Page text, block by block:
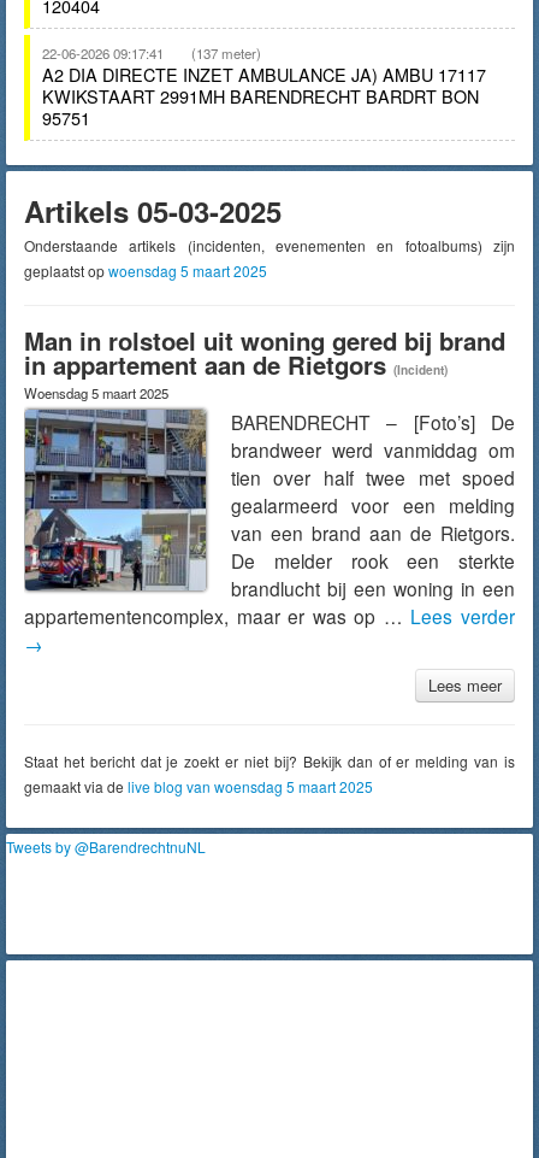
120404
22-06-2026 09:17:41 (137 meter)
A2 DIA DIRECTE INZET AMBULANCE JA) AMBU 17117
KWIKSTAART 2991MH BARENDRECHT BARDRT BON
95751
Artikels 05-03-2025
Onderstaande artikels (incidenten, evenementen en fotoalbums) zijn
geplaatst opwoensdag 5 maart 2025
Man in rolstoel uit woning gered bij brand
in appartement aan de Rietgors (Incident)
Woensdag 5 maart 2025
BARENDRECHT – [Foto’s] De
brandweer werd vanmiddag om
tien over half twee met spoed
gealarmeerd voor een melding
van een brand aan de Rietgors.
De melder rook een sterkte
brandlucht bij een woning in een
appartementencomplex, maar er was op … Lees verder
→
Lees meer
Staat het bericht dat je zoekt er niet bij? Bekijk dan of er melding van is
gemaakt via de live blog van woensdag 5 maart 2025
Tweets by @BarendrechtnuNL